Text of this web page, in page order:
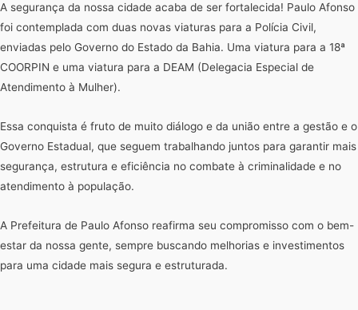
A segurança da nossa cidade acaba de ser fortalecida! Paulo Afonso
foi contemplada com duas novas viaturas para a Polícia Civil,
enviadas pelo Governo do Estado da Bahia. Uma viatura para a 18ª
COORPIN e uma viatura para a DEAM (Delegacia Especial de
Atendimento à Mulher).
Essa conquista é fruto de muito diálogo e da união entre a gestão e o
Governo Estadual, que seguem trabalhando juntos para garantir mais
segurança, estrutura e eficiência no combate à criminalidade e no
atendimento à população.
A Prefeitura de Paulo Afonso reafirma seu compromisso com o bem-
estar da nossa gente, sempre buscando melhorias e investimentos
para uma cidade mais segura e estruturada.